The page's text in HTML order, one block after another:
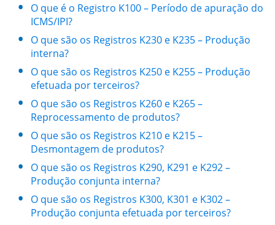
O que é o Registro K100 – Período de apuração do
ICMS/IPI?
O que são os Registros K230 e K235 – Produção
interna?
O que são os Registros K250 e K255 – Produção
efetuada por terceiros?
O que são os Registros K260 e K265 –
Reprocessamento de produtos?
O que são os Registros K210 e K215 –
Desmontagem de produtos?
O que são os Registros K290, K291 e K292 –
Produção conjunta interna?
O que são os Registros K300, K301 e K302 –
Produção conjunta efetuada por terceiros?